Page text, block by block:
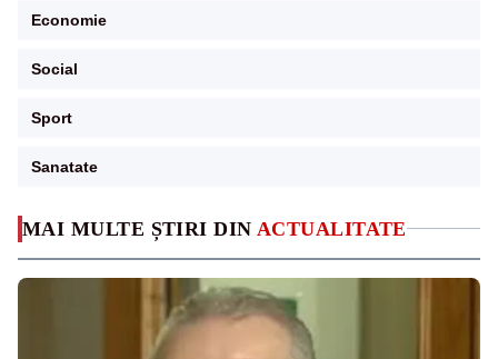
MAI MULTE ȘTIRI DIN ACTUALITATE
Economie
Social
Sport
Sanatate